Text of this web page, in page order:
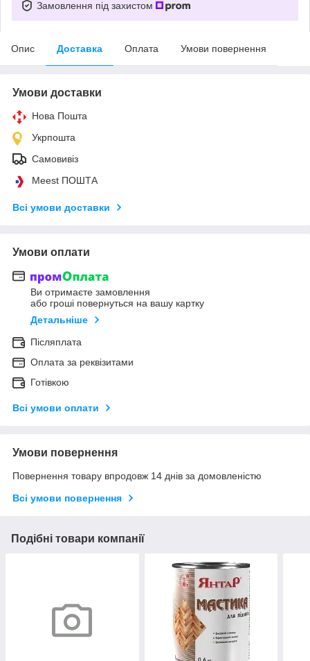
Замовлення під захистом
Опис Доставка Оплата Умови повернення
Умови доставки
Нова Пошта
Укрпошта
Самовивіз
Meest ПОШТА
Всі умови доставки
Умови оплати
Ви отримаєте замовлення
або гроші повернуться на вашу картку
Детальніше
Післяплата
Оплата за реквізитами
Готівкою
Всі умови оплати
Умови повернення
Повернення товару впродовж 14 днів за домовленістю
Всі умови повернення
Подібні товари компанії